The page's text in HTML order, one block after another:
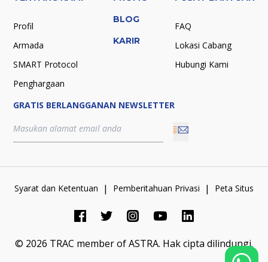
Profil
Armada
SMART Protocol
Penghargaan
BLOG
KARIR
FAQ
Lokasi Cabang
Hubungi Kami
GRATIS BERLANGGANAN NEWSLETTER
Syarat dan Ketentuan | Pemberitahuan Privasi | Peta Situs
© 2026 TRAC member of ASTRA. Hak cipta dilindungi.